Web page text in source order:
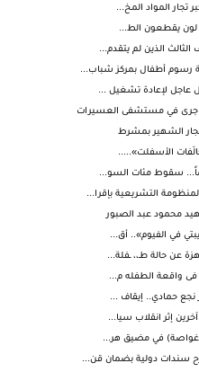
تجار المواد المخ...
الذين لم يتقدم...
رسوم أطفال بمركز شباب...
عاجل لإعادة تشغيل ...
جرى في مستشفى العسيرات
الشهير بمشرط
الأسفلت».....
التشريعية بإقرا...
محمود عبد الصبور
في الفيوم».. أق...
عن حالة طـ،، ـفلة...
فى واقعة الطفله م...
نجع حمادي.. إيقاف ...
إثر انقلاب سيا...
سندات دولية بضمان قن...